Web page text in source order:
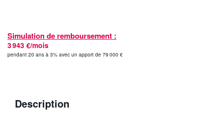
Simulation de remboursement :
3 943 €/mois
pendant 20 ans à 3% avec un apport de 79 000 €
Description